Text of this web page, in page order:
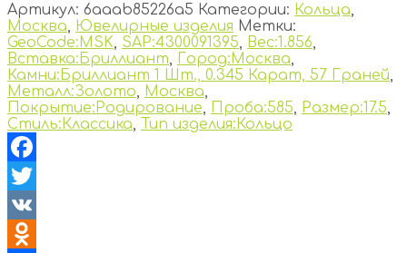
Артикул: 6aaab85226a5 Категории: Кольца,
Москва, Ювелирные изделия Метки:
GeoCode:MSK, SAP:4300091395, Вес:1.856,
Вставка:Бриллиант, Город:Москва,
Камни:Бриллиант 1 Шт., 0.345 Карат, 57 Граней,
Металл:Золото, Москва,
Покрытие:Родирование, Проба:585, Размер:17.5,
Стиль:Классика, Тип изделия:Кольцо
Facebook
Twitter
VK